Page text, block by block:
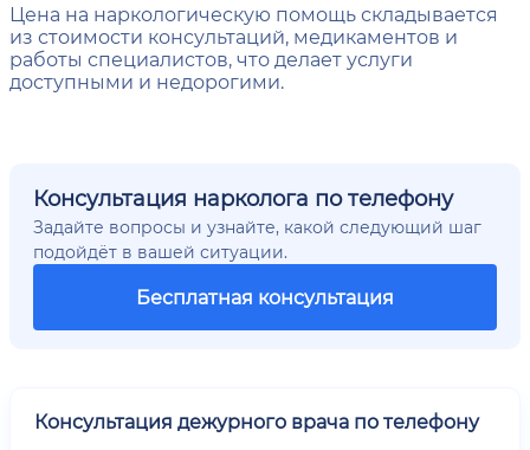
Цена на наркологическую помощь складывается
из стоимости консультаций, медикаментов и
работы специалистов, что делает услуги
доступными и недорогими.
Консультация нарколога по телефону
Задайте вопросы и узнайте, какой следующий шаг
подойдёт в вашей ситуации.
Бесплатная консультация
Консультация дежурного врача по телефону